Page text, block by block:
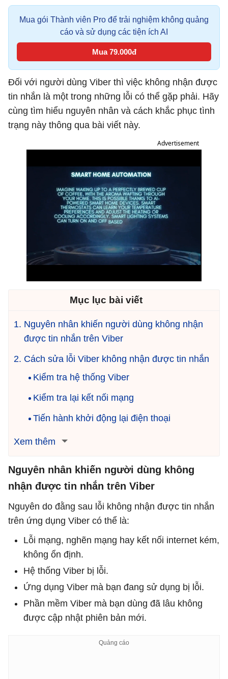
Mua gói Thành viên Pro để trải nghiệm không quảng
cáo và sử dụng các tiện ích AI
Mua 79.000đ
Đối với người dùng Viber thì việc không nhận được
tin nhắn là một trong những lỗi có thể gặp phải. Hãy
cùng tìm hiểu nguyên nhân và cách khắc phục tình
trạng này thông qua bài viết này.
Advertisement
Mục lục bài viết
Nguyên nhân khiến người dùng không nhận
được tin nhắn trên Viber
Cách sửa lỗi Viber không nhận được tin nhắn
Kiểm tra hệ thống Viber
Kiểm tra lại kết nối mạng
Tiến hành khởi động lại điện thoại
Xem thêm
Nguyên nhân khiến người dùng không
nhận được tin nhắn trên Viber
Nguyên do đằng sau lỗi không nhận được tin nhắn
trên ứng dụng Viber có thể là:
Lỗi mạng, nghẽn mạng hay kết nối internet kém,
không ổn định.
Hệ thống Viber bị lỗi.
Ứng dụng Viber mà bạn đang sử dụng bị lỗi.
Phần mềm Viber mà bạn dùng đã lâu không
được cập nhật phiên bản mới.